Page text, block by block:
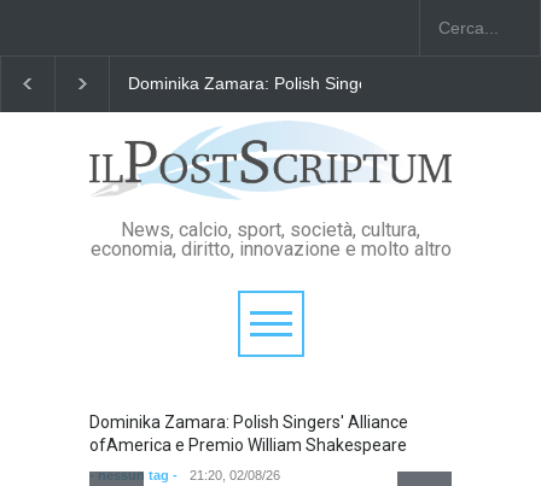
Premio William Shakespeare "Il Passaporto di Fausto Angelo
News, calcio, sport, società, cultura,
economia, diritto, innovazione e molto altro
Dominika Zamara: Polish Singers' Alliance
ofAmerica e Premio William Shakespeare
- nessun tag - 21:20, 02/08/26